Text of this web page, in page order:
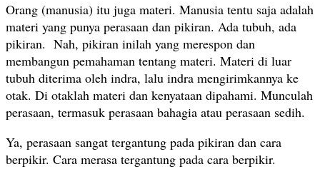
Orang (manusia) itu juga materi. Manusia tentu saja adalah
materi yang punya perasaan dan pikiran. Ada tubuh, ada
pikiran. Nah, pikiran inilah yang merespon dan
membangun pemahaman tentang materi. Materi di luar
tubuh diterima oleh indra, lalu indra mengirimkannya ke
otak. Di otaklah materi dan kenyataan dipahami. Munculah
perasaan, termasuk perasaan bahagia atau perasaan sedih.
Ya, perasaan sangat tergantung pada pikiran dan cara
berpikir. Cara merasa tergantung pada cara berpikir.